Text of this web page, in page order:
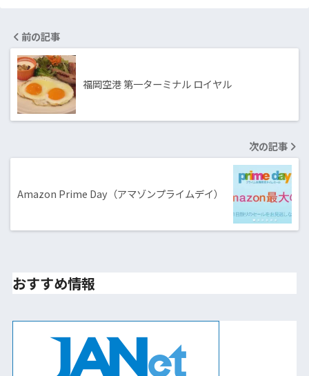
前の記事
福岡空港 第一ターミナル ロイヤル
次の記事
Amazon Prime Day（アマゾンプライムデイ）
おすすめ情報